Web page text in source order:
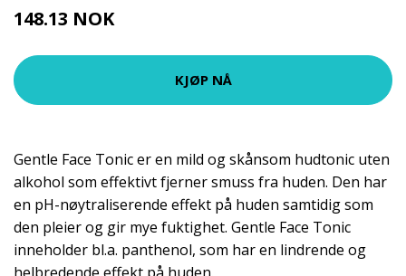
148.13 NOK
KJØP NÅ
Gentle Face Tonic er en mild og skånsom hudtonic uten
alkohol som effektivt fjerner smuss fra huden. Den har
en pH-nøytraliserende effekt på huden samtidig som
den pleier og gir mye fuktighet. Gentle Face Tonic
inneholder bl.a. panthenol, som har en lindrende og
helbredende effekt på huden.